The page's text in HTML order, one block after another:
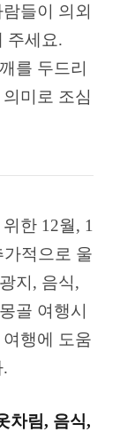
들이 의외
주세요.
를 두드리
미로 조심
한 12월, 1
적으로 울
지, 음식,
골 여행시
행에 도움
차림, 음식,